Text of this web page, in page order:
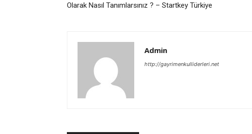
Olarak Nasıl Tanımlarsınız ? – Startkey Türkiye
Admin
http://gayrimenkulliderleri.net